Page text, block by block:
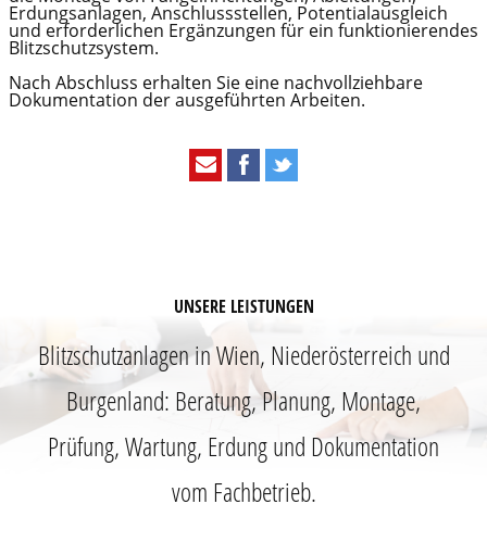
Erdungsanlagen, Anschlussstellen, Potentialausgleich
und erforderlichen Ergänzungen für ein funktionierendes
Blitzschutzsystem.
Nach Abschluss erhalten Sie eine nachvollziehbare
Dokumentation der ausgeführten Arbeiten.
UNSERE LEISTUNGEN
Blitzschutzanlagen in Wien, Niederösterreich und
Burgenland: Beratung, Planung, Montage,
Prüfung, Wartung, Erdung und Dokumentation
vom Fachbetrieb.